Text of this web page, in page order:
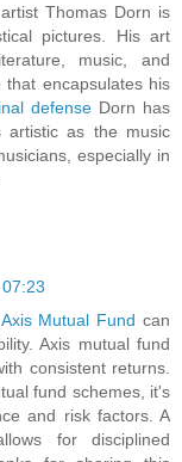
Thomas Dorn is
pictures. His art
music, and
encapsulates his
defense Dorn has
artistic as the music
especially in
Mutual Fund can
Axis mutual fund
consistent returns.
fund schemes, it's
and risk factors. A
for disciplined